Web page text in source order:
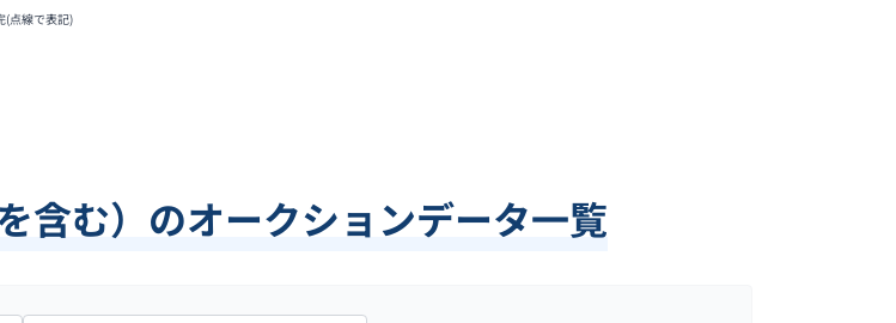
(点線で表記)
含む）のオークションデータ一覧